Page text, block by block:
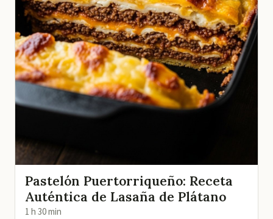
Pastelón Puertorriqueño: Receta
Auténtica de Lasaña de Plátano
1 h 30 min